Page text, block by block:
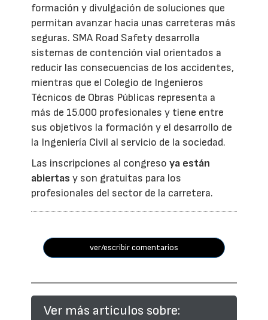
formación y divulgación de soluciones que
permitan avanzar hacia unas carreteras más
seguras. SMA Road Safety desarrolla
sistemas de contención vial orientados a
reducir las consecuencias de los accidentes,
mientras que el Colegio de Ingenieros
Técnicos de Obras Públicas representa a
más de 15.000 profesionales y tiene entre
sus objetivos la formación y el desarrollo de
la Ingeniería Civil al servicio de la sociedad.
Las inscripciones al congresoya están
abiertas y son gratuitas para los
profesionales del sector de la carretera.
ver/escribir comentarios
Ver más artículos sobre: